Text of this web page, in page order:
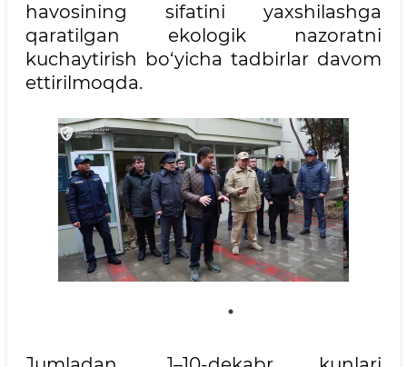
havosining sifatini yaxshilashga
qaratilgan ekologik nazoratni
kuchaytirish bo‘yicha tadbirlar davom
ettirilmoqda.